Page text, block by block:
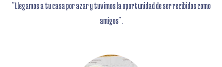
"Llegamos a tu casa por azar y tuvimos la oportunidad de ser recibidos como
amigos".